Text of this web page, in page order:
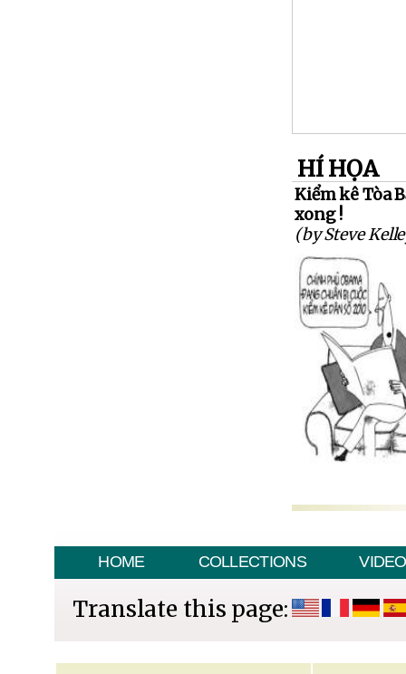
HÍ HỌA
Kiểm kê Tòa
xong !
(by Steve
HOME COLLECTIONS VIDEO
Translate this page: